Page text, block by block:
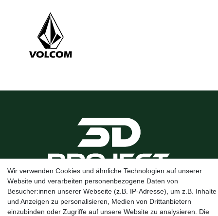
Kanalstraße 5, 95444 Bayreuth ·0921 / 50753020 ·info@3dproject-
bayreuth.de
Wir verwenden Cookies und ähnliche Technologien auf unserer
Website und verarbeiten personenbezogene Daten von
Besucher:innen unserer Webseite (z.B. IP-Adresse), um z.B. Inhalte
und Anzeigen zu personalisieren, Medien von Drittanbietern
einzubinden oder Zugriffe auf unsere Website zu analysieren. Die